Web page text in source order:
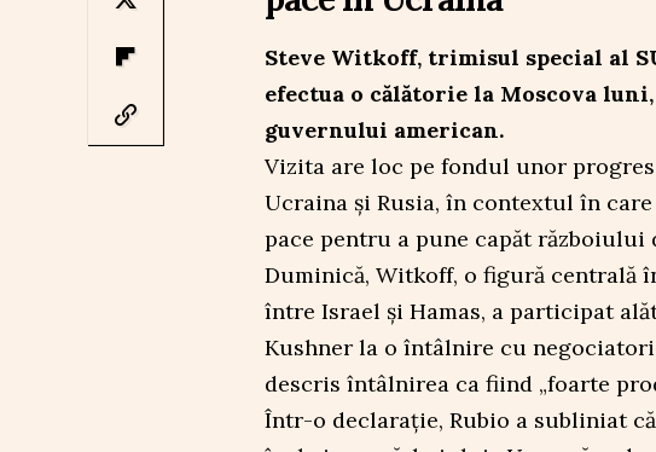
Steve Witkoff, trimisul special al
efectua o călătorie la Moscova
guvernului american.
Vizita are loc pe fondul unor
Ucraina și Rusia, în contextul în care
pace pentru a pune capăt războiului
Duminică, Witkoff, o figură centrală
între Israel și Hamas, a participat
Kushner la o întâlnire cu
descris întâlnirea ca fiind „foarte
Într-o declarație, Rubio a subliniat